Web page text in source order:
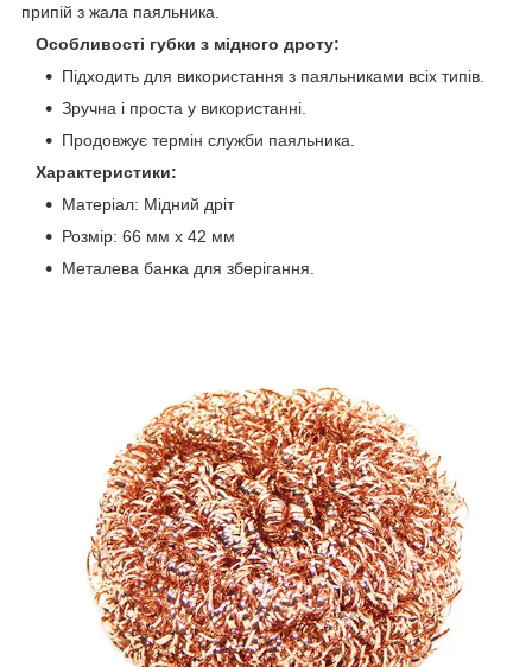
припій з жала паяльника.
Особливості губки з мідного дроту:
Підходить для використання з паяльниками всіх типів.
Зручна і проста у використанні.
Продовжує термін служби паяльника.
Характеристики:
Матеріал: Мідний дріт
Розмір: 66 мм х 42 мм
Металева банка для зберігання.